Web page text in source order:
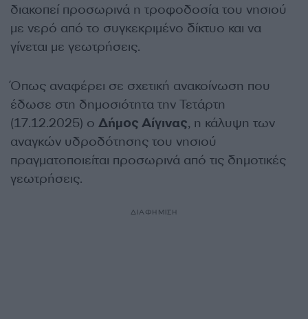
διακοπεί προσωρινά η τροφοδοσία του νησιού
με νερό από το συγκεκριμένο δίκτυο και να
γίνεται με γεωτρήσεις.
Όπως αναφέρει σε σχετική ανακοίνωση που
έδωσε στη δημοσιότητα την Τετάρτη
(17.12.2025) ο Δήμος Αίγινας, η κάλυψη των
αναγκών υδροδότησης του νησιού
πραγματοποιείται προσωρινά από τις δημοτικές
γεωτρήσεις.
ΔΙΑΦΗΜΙΣΗ